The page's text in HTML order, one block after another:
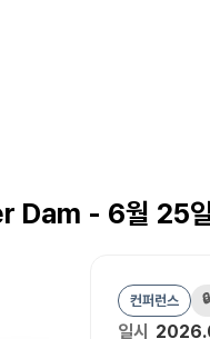
Dam - 6월 25
컨퍼런스
일시